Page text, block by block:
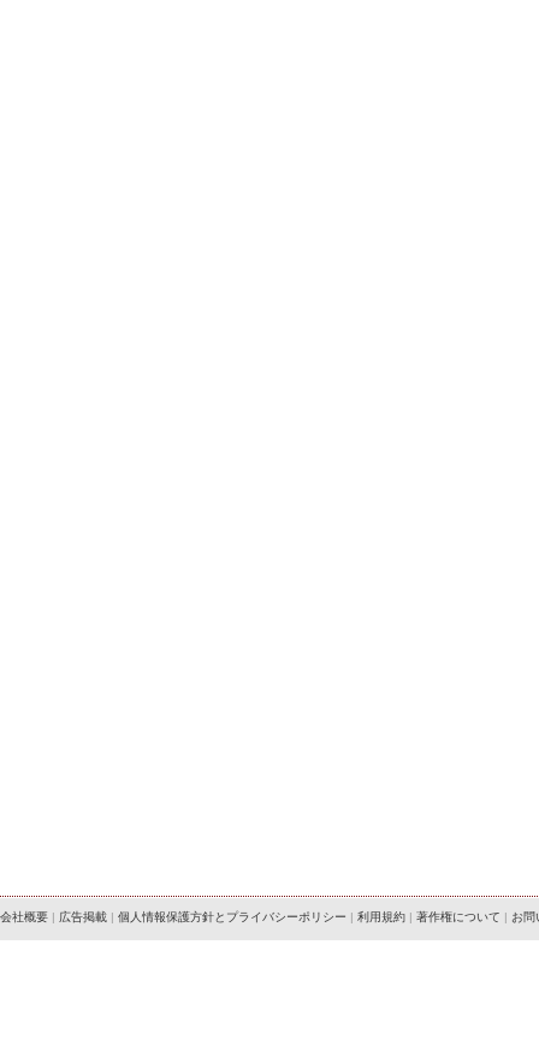
会社概要 | 広告掲載 | 個人情報保護方針とプライバシーポリシー | 利用規約 | 著作権について | お問